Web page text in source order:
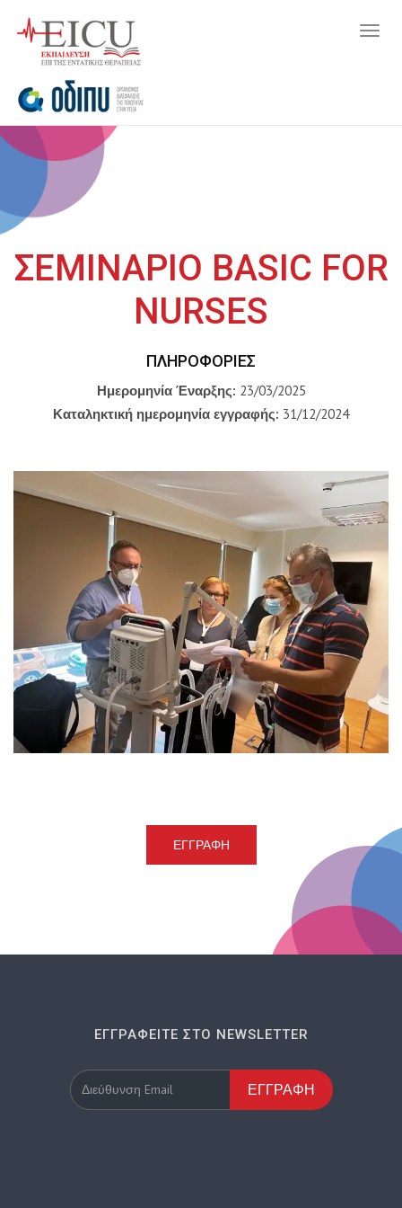
ΣΕΜΙΝΑΡΙΟ BASIC FOR
NURSES
ΠΛΗΡΟΦΟΡΊΕΣ
Ημερομηνία Έναρξης: 23/03/2025
Καταληκτική ημερομηνία εγγραφής: 31/12/2024
ΕΓΓΡΑΦΉ
ΕΓΓΡΑΦΕΊΤΕ ΣΤΟ NEWSLETTER
ΕΓΓΡΑΦΉ